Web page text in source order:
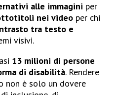
alle immagini per
nei video per chi
tra testo e
visivi.
13 milioni di persone
di disabilità. Rendere
non è solo un dovere